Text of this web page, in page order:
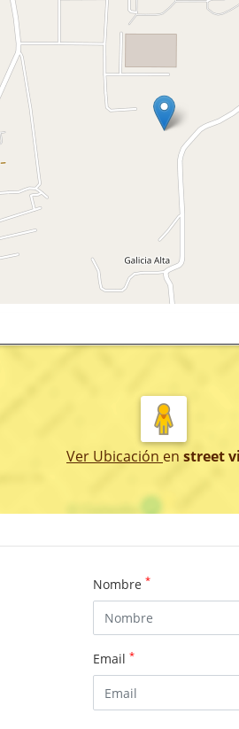
Ver Ubicación en street
Nombre *
Email *